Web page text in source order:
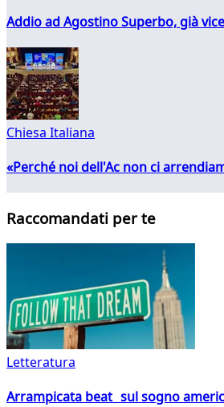
Addio ad Agostino Superbo, già
Chiesa Italiana
«Perché noi dell'Ac non ci
Raccomandati per te
Letteratura
Arrampicata beat sul sogno